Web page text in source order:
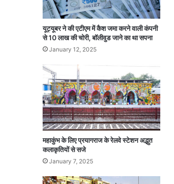
यूट्यूबर ने की एटीएम में कैश जमा करने वाली कंपनी
से 10 लाख की चोरी, बॉलीवुड जाने का था सपना
January 12, 2025
महाकुंभ के लिए प्रयागराज के रेलवे स्टेशन अद्भुत
कलाकृतियों से सजे
January 7, 2025